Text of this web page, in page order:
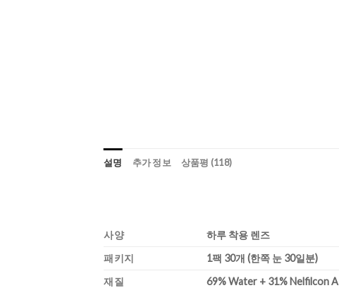
설명 추가 정보 상품평 (118)
사양
하루 착용 렌즈
패키지
1팩 30개 (한쪽 눈 30일분)
재질
69% Water + 31% Nelfilcon A